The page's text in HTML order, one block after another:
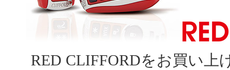
RED CLIFFORDをお買い上